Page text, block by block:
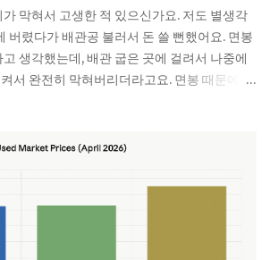
Trust fund's own paperwork sets a
thermal coal companies.
found the opposite happening in
막혀서 고생한 적 있으신가요. 저도 별생각
버렸다가 배관공 불러서 돈 쓸 뻔했어요. 면봉
생각했는데, 배관 굽은 곳에 걸려서 나중에
서 완전히 막혀버리더라고요. 면봉 때문에 변
계속 쌓이면서 결국 물이 안 내려가게 되는 거
히 내려가다가 어느 날 갑자기 아예 안 내려가
몇 번 시도해봤는데 소용없었어요. 결국 배관
이랑 물티슈가 엉켜있었대요. 생각해보면 면
들도 변기에 버리면 안 돼요: 물티슈나 각종 티